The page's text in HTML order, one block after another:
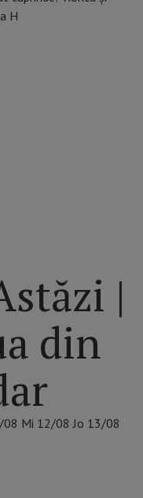
H
|
din
08 Mi 12/08 Jo 13/08